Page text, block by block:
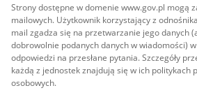
Strony dostępne w domenie www.gov.pl mogą
mailowych. Użytkownik korzystający z
mail zgadza się na przetwarzanie jego danych
dobrowolnie podanych danych w wiadomości)
odpowiedzi na przesłane pytania. Szczegóły
każdą z jednostek znajdują się w ich politykach
osobowych.